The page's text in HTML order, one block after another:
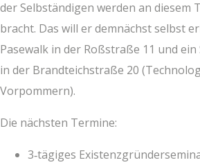
der Selb­stän­di­gen wer­den an die­sem
bracht. Das will er dem­nächst selbst
Pase­walk in der Roß­stra­ße 11 und ein
in der Brand­teich­stra­ße 20
Vorpommern).
Die nächs­ten Termine:
3‑tägiges